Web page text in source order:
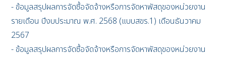
- ข้อมูลสรุปผลการจัดซื้อจัดจ้างหรือการจัดหาพัสดุของหน่วยงาน
รายเดือน ปีงบประมาณ พ.ศ. 2568 (แบบสขร.1) เดือนธันวาคม
2567
- ข้อมูลสรุปผลการจัดซื้อจัดจ้างหรือการจัดหาพัสดุของหน่วยงาน